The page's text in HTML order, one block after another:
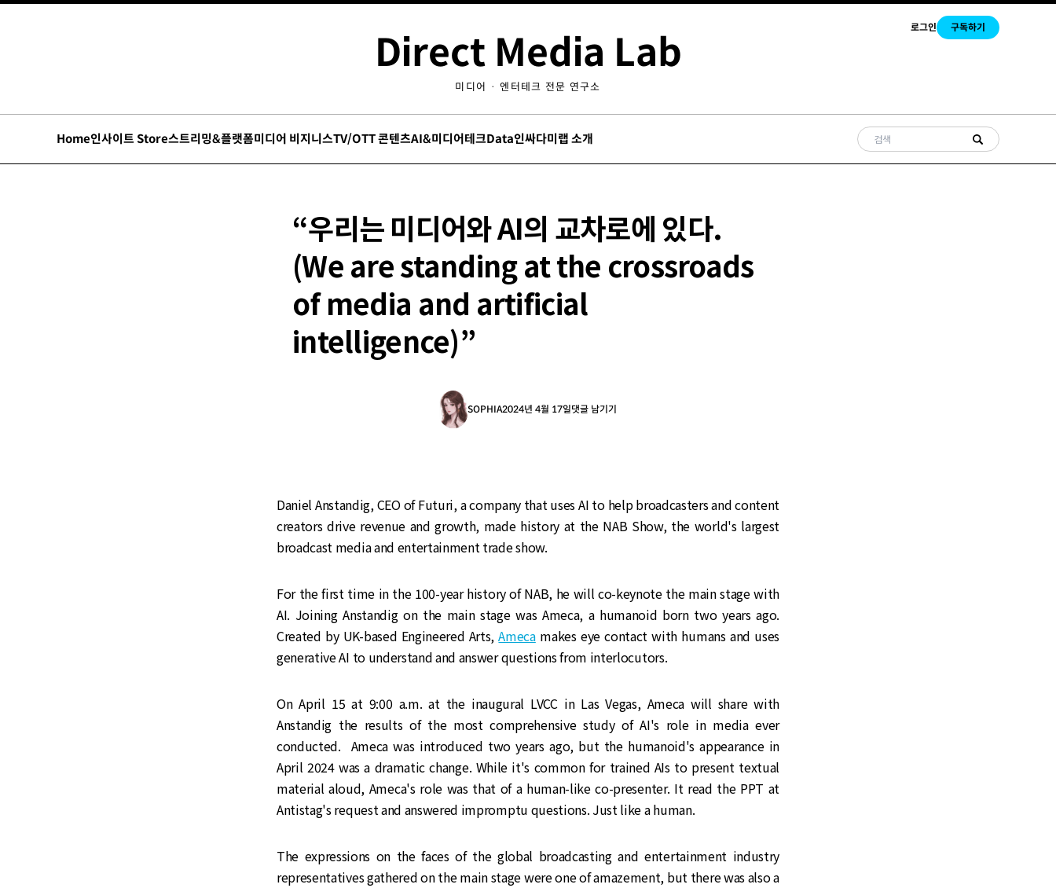
로그인 구독하기
Direct Media Lab
미디어 · 엔터테크 전문 연구소
Home인사이트 Store스트리밍&플랫폼미디어 비지니스TV/OTT 콘텐츠AI&미디어테크Data인싸다미랩 소개
“우리는 미디어와 AI의 교차로에 있다.
(We are standing at the crossroads
of media and artificial
intelligence)”
SOPHIA2024년 4월 17일댓글 남기기
Daniel Anstandig, CEO of Futuri, a company that uses AI to help broadcasters and content
creators drive revenue and growth, made history at the NAB Show, the world's largest
broadcast media and entertainment trade show.
For the first time in the 100-year history of NAB, he will co-keynote the main stage with
AI. Joining Anstandig on the main stage was Ameca, a humanoid born two years ago.
Created by UK-based Engineered Arts,Amecamakes eye contact with humans and uses
generative AI to understand and answer questions from interlocutors.
On April 15 at 9:00 a.m. at the inaugural LVCC in Las Vegas, Ameca will share with
Anstandig the results of the most comprehensive study of AI's role in media ever
conducted. Ameca was introduced two years ago, but the humanoid's appearance in
April 2024 was a dramatic change. While it's common for trained AIs to present textual
material aloud, Ameca's role was that of a human-like co-presenter. It read the PPT at
Antistag's request and answered impromptu questions. Just like a human.
The expressions on the faces of the global broadcasting and entertainment industry
representatives gathered on the main stage were one of amazement, but there was also a